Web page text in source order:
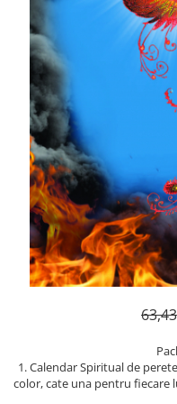
Literatura
Psihologie
Sanatate
Sociologie
Stiinta
1. Calendar Spiritual de
color, cate una pentru fiecare